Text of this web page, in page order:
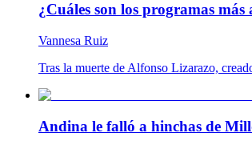
¿Cuáles son los programas
Vannesa Ruiz
Tras la muerte de Alfonso Lizarazo,
Andina le falló a hinchas de